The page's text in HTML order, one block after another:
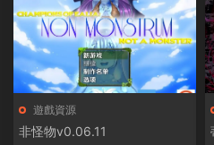
遊戲資源
非怪物v0.06.11